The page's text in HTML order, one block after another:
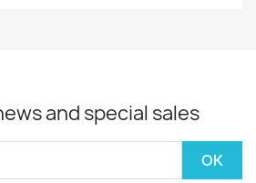
and special sales